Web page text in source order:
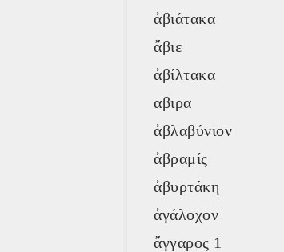
ἀβιάτακα
ἄβιε
ἀβίλτακα
αβιρα
ἀβλαβύνιον
ἀβραμίς
ἀβυρτάκη
ἀγάλοχον
ἄγγαρος 1